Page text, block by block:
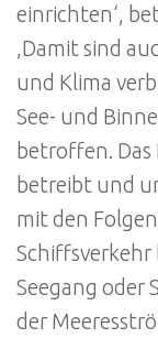
einrichten‘,
‚Damit sind
und Klima
See- und
betroffen.
betreibt und
mit den
Seegang oder
der